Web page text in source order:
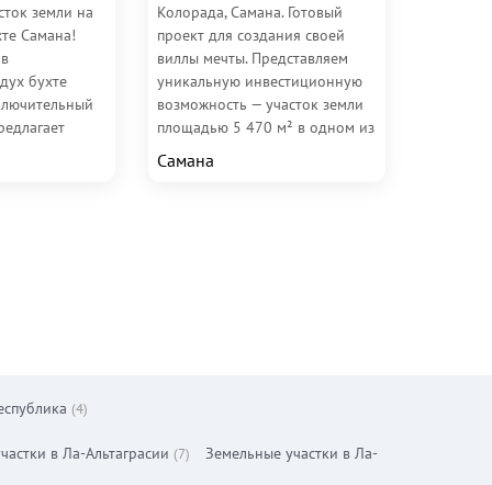
земли на
Самана!
бухте
Колорада, Самана. Готовый
проект для создания своей
виллы мечты. Представляем
уникальную инвестиционную
возможность — участок земли
площадью 5 470 м² в одном из
самых живописных и...
Самана
(4)
в Ла-Альтаграсии (7)
Земельные участки в Ла-